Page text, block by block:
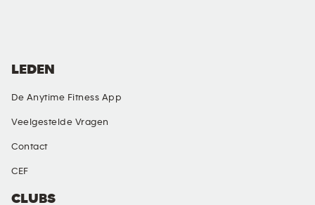
CLUBS
LEDEN
De Anytime Fitness App
Veelgestelde Vragen
Contact
CEF